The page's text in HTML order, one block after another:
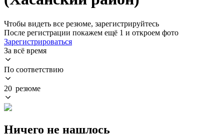
Чтобы видеть все резюме, зарегистрируйтесь
После регистрации покажем ещё 1 и откроем фото
Зарегистрироваться
За всё время
По соответствию
20 резюме
Ничего не нашлось